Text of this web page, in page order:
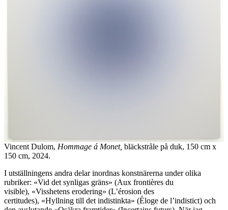
Vincent Dulom, Hommage á Monet, bläckstråle på duk, 150 cm x
150 cm, 2024.
I utställningens andra delar inordnas konstnärerna under olika
rubriker: «Vid det synligas gräns» (Aux frontières du
visible), «Visshetens erodering» (L’érosion des
certitudes), «Hyllning till det indistinkta» (Éloge de l’indistict) och